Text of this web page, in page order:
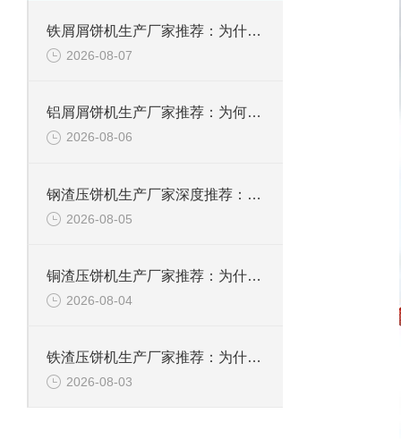
铁屑屑饼机生产厂家推荐：为什么恩派特是您的优选伙伴
2026-08-07
铝屑屑饼机生产厂家推荐：为何恩派特成为金属回收行业的“隐形优选”？
2026-08-06
钢渣压饼机生产厂家深度推荐：为何恩派特成为高净值产线的优选
2026-08-05
铜渣压饼机生产厂家推荐：为什么恩派特成为众多企业的信赖？
2026-08-04
铁渣压饼机生产厂家推荐：为什么恩派特成为众多企业的优选？
2026-08-03